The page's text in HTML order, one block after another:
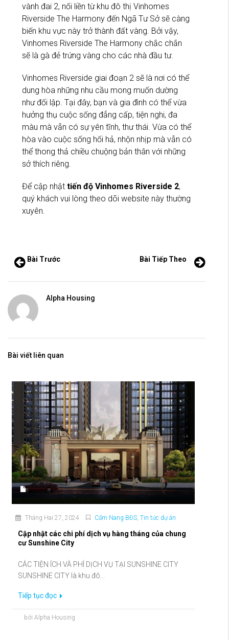
vành đai 2, nối liền từ khu đô thị Vinhomes
Riverside The Harmony đến Ngã Tư Sở sẽ càng
biến khu vực này trở thành đất vàng. Bởi vậy,
Vinhomes Riverside The Harmony chắc chắn
sẽ là gà đẻ trứng vàng cho các nhà đầu tư.
Vinhomes Riverside giai đoạn 2 sẽ là nơi có thể
dung hòa những nhu cầu mong muốn dường
như đối lập. Tại đây, bạn và gia đình có thể vừa
hưởng thụ cuộc sống đẳng cấp, tiện nghi, đa
màu mà vẫn có sự yên tĩnh, thư thái. Vừa có thể
hòa vào cuộc sống hối hả, nhộn nhịp mà vẫn có
thể thong thả chiều chuộng bản thân với những
sở thích riêng.
Để cập nhật tiến độ Vinhomes Riverside 2,
quý khách vui lòng theo dõi website này thường
xuyên.
Bài Trước Bài Tiếp Theo
Alpha Housing
Bài viết liên quan
Tháng Hai 27, 2024 Cẩm Nang BĐS, Tin tức dự án
Cập nhật các chi phí dịch vụ hàng tháng của chung
cư Sunshine City
CÁC TIỆN ÍCH VÀ PHÍ DỊCH VỤ TẠI SUNSHINE CITY
SUNSHINE CITY là khu đô...
Tiếp tục đọc
bởi Alpha Housing